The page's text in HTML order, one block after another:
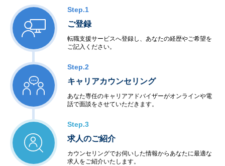
Step.1
ご登録
転職支援サービスへ登録し、あなたの経歴やご希望を
ご記入ください。
Step.2
キャリアカウンセリング
あなた専任のキャリアアドバイザーがオンラインや電
話で面談をさせていただきます。
Step.3
求人のご紹介
カウンセリングでお伺いした情報からあなたに最適な
求人をご紹介いたします。